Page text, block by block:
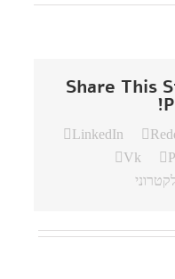
Share This
LinkedIn
Vk